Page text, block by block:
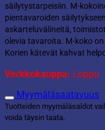
säilytystarpeisiin. M-
pientavaroiden
askarteluvälineitä,
olevia tavaroita. M-koko
Korien kätevät kahvat
Verkkokauppa: Loppu
Myymäläsaatavuus
Tuotteiden myymäläsaldot
voida täysin taata.